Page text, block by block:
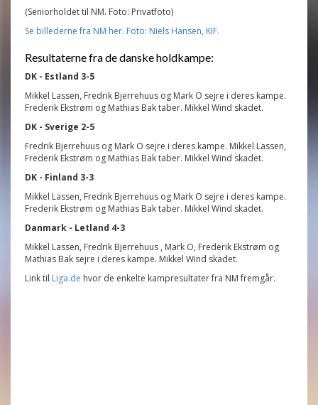
(Seniorholdet til NM. Foto: Privatfoto)
Se billederne fra NM her. Foto: Niels Hansen, KIF.
Resultaterne fra de danske holdkampe:
DK - Estland 3-5
Mikkel Lassen, Fredrik Bjerrehuus og Mark O sejre i deres kampe.
Frederik Ekstrøm og Mathias Bak taber. Mikkel Wind skadet.
DK - Sverige 2-5
Fredrik Bjerrehuus og Mark O sejre i deres kampe. Mikkel Lassen,
Frederik Ekstrøm og Mathias Bak taber. Mikkel Wind skadet.
DK - Finland 3-3
Mikkel Lassen, Fredrik Bjerrehuus og Mark O sejre i deres kampe.
Frederik Ekstrøm og Mathias Bak taber. Mikkel Wind skadet.
Danmark - Letland 4-3
Mikkel Lassen, Fredrik Bjerrehuus , Mark O, Frederik Ekstrøm og
Mathias Bak sejre i deres kampe. Mikkel Wind skadet.
Link til Liga.de hvor de enkelte kampresultater fra NM fremgår.